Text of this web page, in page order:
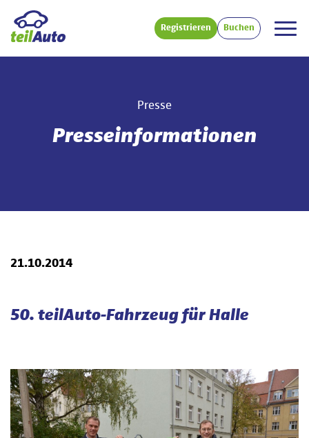
Registrieren Buchen
Presse
Presseinformationen
21.10.2014
50. teilAuto-Fahrzeug für Halle